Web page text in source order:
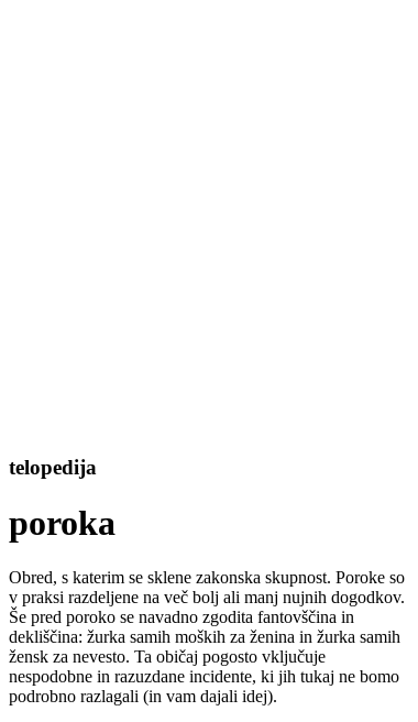
telopedija
poroka
Obred, s katerim se sklene zakonska skupnost. Poroke so
v praksi razdeljene na več bolj ali manj nujnih dogodkov.
Še pred poroko se navadno zgodita fantovščina in
dekliščina: žurka samih moških za ženina in žurka samih
žensk za nevesto. Ta običaj pogosto vključuje
nespodobne in razuzdane incidente, ki jih tukaj ne bomo
podrobno razlagali (in vam dajali idej).